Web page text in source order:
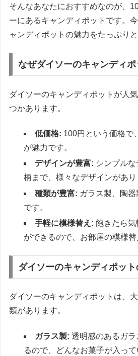
そんなあなたにおすすめなのが、
ーにあるキャンディポットです。
ャンディポットの魅力をたっぷりと
なぜダイソーのキャンディ
ダイソーのキャンディポットが人
つかあります。
低価格: 100円という価格で
が魅力です。
デザインが豊富: シンプル
柄まで、様々なデザインがあり
種類が豊富: ガラス製、陶
です。
手軽に模様替え: 飽きたら気
ができるので、お部屋の模様替
ダイソーのキャンディポッ
ダイソーのキャンディポットは、
類があります。
ガラス製: 透明感のあるガラ
るので、どんなお菓子が入っ